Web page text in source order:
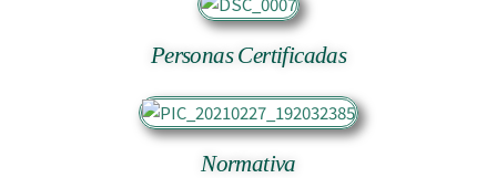
Personas Certificadas
Normativa